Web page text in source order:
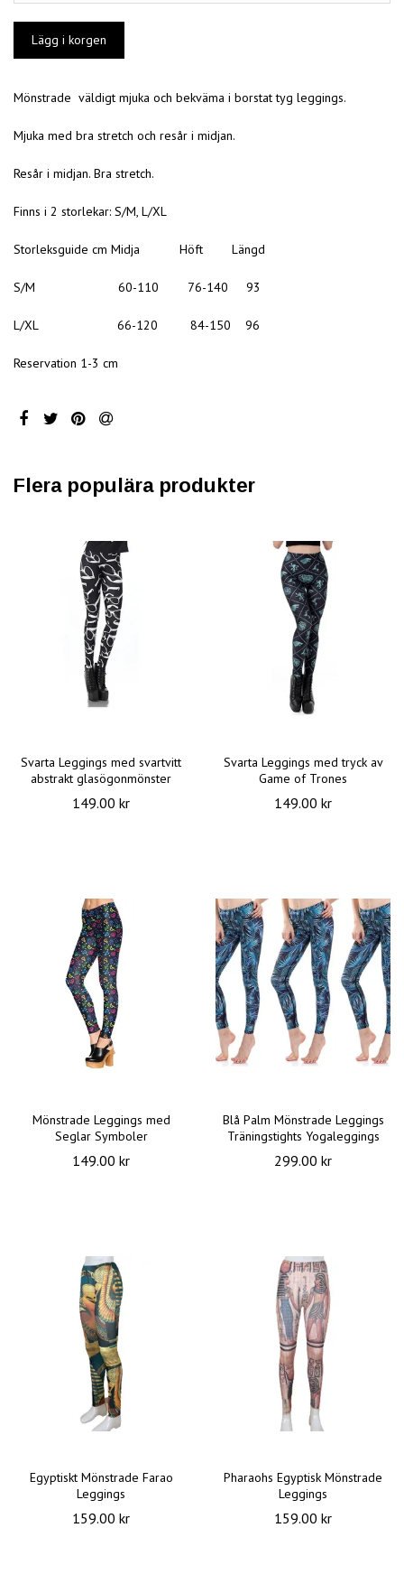
Mönstrade väldigt mjuka och bekväma i borstat tyg leggings.
Mjuka med bra stretch och resår i midjan.
Resår i midjan. Bra stretch.
Finns i 2 storlekar: S/M, L/XL
Storleksguide cm Midja Höft Längd
S/M 60-110 76-140 93
L/XL 66-120 84-150 96
Reservation 1-3 cm
Flera populära produkter
Svarta Leggings med svartvitt
abstrakt glasögonmönster
149.00 kr
Svarta Leggings med tryck av
Game of Trones
149.00 kr
Mönstrade Leggings med
Seglar Symboler
149.00 kr
Blå Palm Mönstrade Leggings
Träningstights Yogaleggings
299.00 kr
Egyptiskt Mönstrade Farao
Leggings
159.00 kr
Pharaohs Egyptisk Mönstrade
Leggings
159.00 kr